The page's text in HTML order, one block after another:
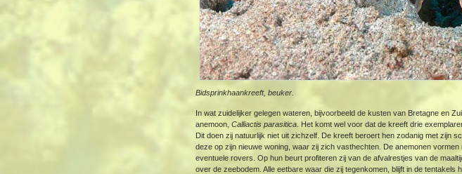
Bidsprinkhaankreeft, beuker.
In wat zuidelijker gelegen wateren, bijvoorbeeld de kusten van Bretagne en
anemoon,Calliactis parasitica . Het komt wel voor dat de kreeft drie
Dit doen zij natuurlijk niet uit zichzelf. De kreeft beroert hen zodanig met zijn
deze op zijn nieuwe woning, waar zij zich vasthechten. De anemonen
eventuele rovers. Op hun beurt profiteren zij van de afvalrestjes van de
over de zeebodem. Alle eetbare waar die zij tegenkomen, blijft in de